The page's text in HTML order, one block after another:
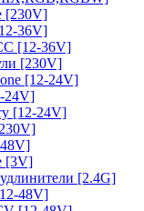
[230V]
36V]
[12-36V]
[230V]
[12-24V]
24V]
[12-24V]
[3V]
[2.4G]
48V]